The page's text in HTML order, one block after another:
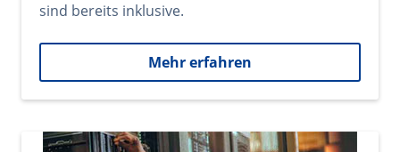
sind bereits inklusive.
Mehr erfahren